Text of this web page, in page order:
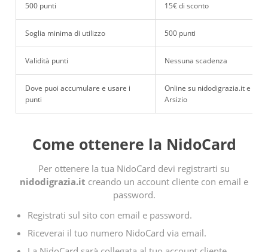
500 punti 15€ di sconto
Soglia minima di utilizzo 500 punti
Validità punti Nessuna scadenza
Dove puoi accumulare e usare i
punti
Online su nidodigrazia.it e nel
Arsizio
Come ottenere la NidoCard
Per ottenere la tua NidoCard devi registrarti su
nidodigrazia.it creando un account cliente con email e
password.
Registrati sul sito con email e password.
Riceverai il tuo numero NidoCard via email.